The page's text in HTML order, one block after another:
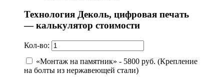
Технология Деколь, цифровая печать
— калькулятор стоимости
Кол-во:
«Монтаж на памятник» - 5800 руб. (Крепление
на болты из нержавеющей стали)